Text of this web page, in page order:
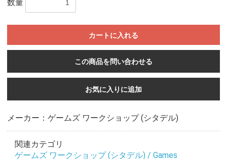
数量
カートに入れる
この商品を問い合わせる
お気に入りに追加
メーカー：ゲームズ ワークショップ (シタデル)
関連カテゴリ
ゲームズ ワークショップ (シタデル) / Games